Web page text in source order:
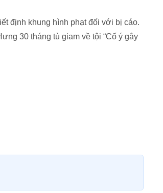
định khung hình phạt đối với bị cáo.
30 tháng tù giam về tội “Cố ý gây